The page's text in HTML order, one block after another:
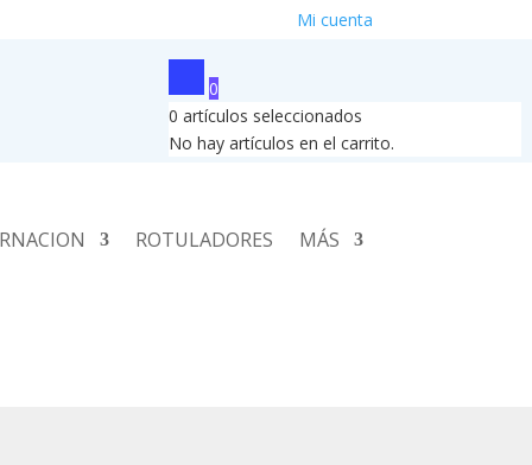
Mi cuenta
0
0 artículos seleccionados
No hay artículos en el carrito.
ROTULADORES MÁS